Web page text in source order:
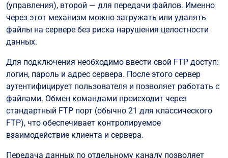
(управления), второй — для передачи файлов. Именно
через этот механизм можно загружать или удалять
файлы на сервере без риска нарушения целостности
данных.
Для подключения необходимо ввести свой FTP доступ:
логин, пароль и адрес сервера. После этого сервер
аутентифицирует пользователя и позволяет работать с
файлами. Обмен командами происходит через
стандартный FTP порт (обычно 21 для классического
FTP), что обеспечивает контролируемое
взаимодействие клиента и сервера.
Передача данных по отдельному каналу позволяет